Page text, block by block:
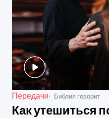
Передачи Библия говорит
Как утешиться